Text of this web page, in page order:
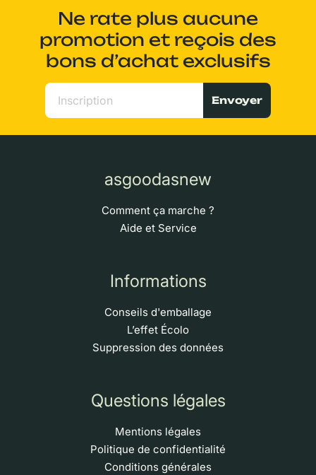
Ne rate plus aucune
promotion et reçois des
bons d’achat exclusifs
Envoyer
asgoodasnew
Comment ça marche ?
Aide et Service
Informations
Conseils d'emballage
L’effet Écolo
Suppression des données
Questions légales
Mentions légales
Politique de confidentialité
Conditions générales